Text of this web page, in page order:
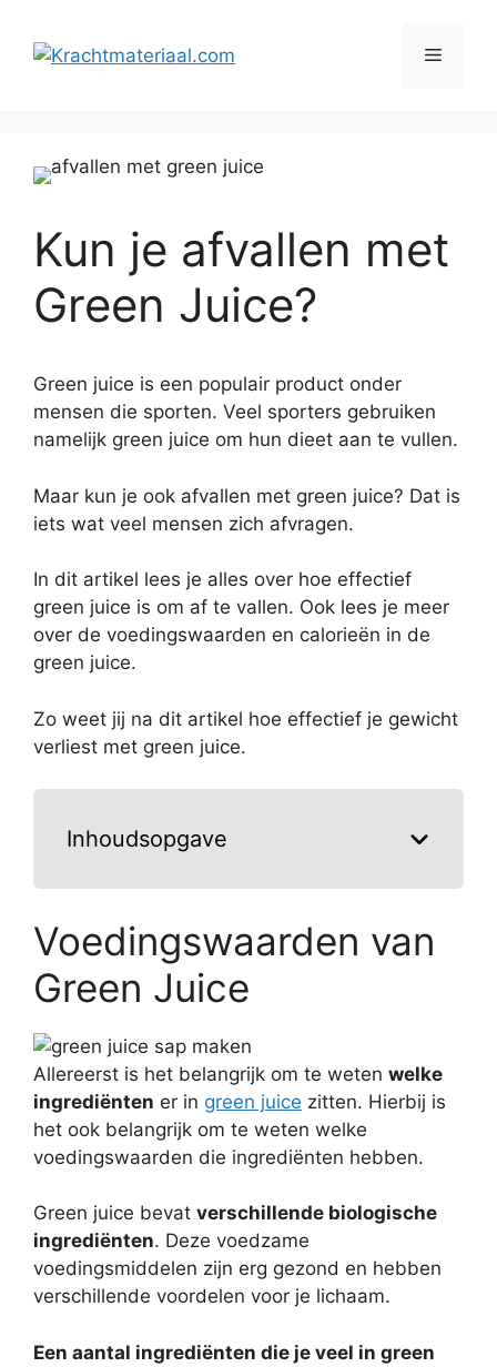
naar
Menu
Kun je afvallen met
Green Juice?
Green juice is een populair product onder
mensen die sporten. Veel sporters gebruiken
namelijk green juice om hun dieet aan te vullen.
Maar kun je ook afvallen met green juice? Dat is
iets wat veel mensen zich afvragen.
In dit artikel lees je alles over hoe effectief
green juice is om af te vallen. Ook lees je meer
over de voedingswaarden en calorieën in de
green juice.
Zo weet jij na dit artikel hoe effectief je gewicht
verliest met green juice.
Inhoudsopgave
Voedingswaarden van
Green Juice
Allereerst is het belangrijk om te weten welke
ingrediënten er in green juice zitten. Hierbij is
het ook belangrijk om te weten welke
voedingswaarden die ingrediënten hebben.
Green juice bevat verschillende biologische
ingrediënten. Deze voedzame
voedingsmiddelen zijn erg gezond en hebben
verschillende voordelen voor je lichaam.
Een aantal ingrediënten die je veel in green